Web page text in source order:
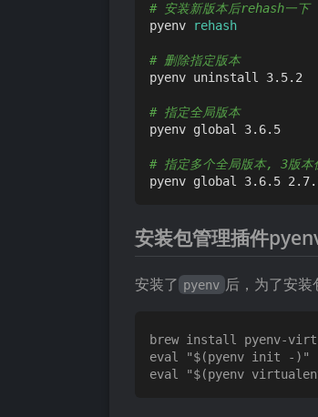
# 安装新版本后rehash一下
pyenv
rehash
# 删除指定版本
pyenv uninstall 3.5.2
# 指定全局版本
pyenv global 3.6.5
# 指定多个全局版本, 3版本
安装包管理插件
安装了 pyenv 后，为了安装
brew install pyenv-
eval "$(pyenv init -)"